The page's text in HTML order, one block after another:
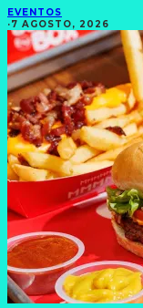
EVENTOS
·7 AGOSTO, 2026